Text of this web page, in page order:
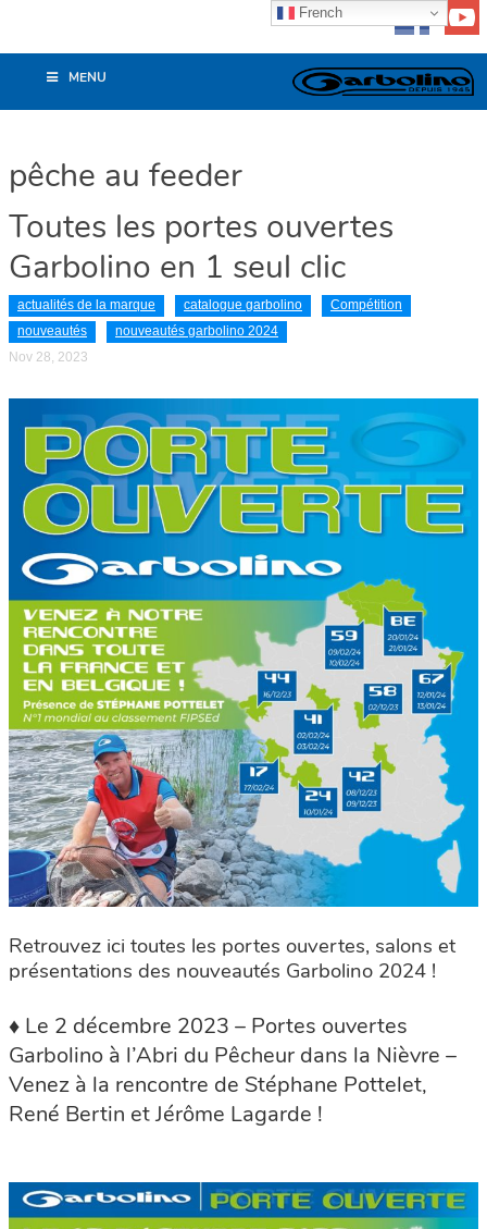
MENU
pêche au feeder
Toutes les portes ouvertes
Garbolino en 1 seul clic
actualités de la marque catalogue garbolino
Compétition
nouveautés
nouveautés garbolino 2024
Nov 28, 2023
Retrouvez ici toutes les portes ouvertes, salons et
présentations des nouveautés Garbolino 2024 !
♦ Le 2 décembre 2023 – Portes ouvertes
Garbolino à l’Abri du Pêcheur dans la Nièvre –
Venez à la rencontre de Stéphane Pottelet,
René Bertin et Jérôme Lagarde !
French